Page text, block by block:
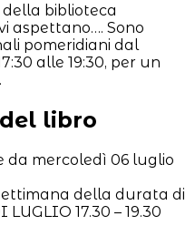
biblioteca
aspettano…. Sono
pomeridiani dal
alle 19:30, per un
libro
da mercoledì 06 luglio
della durata di
17.30 – 19.30